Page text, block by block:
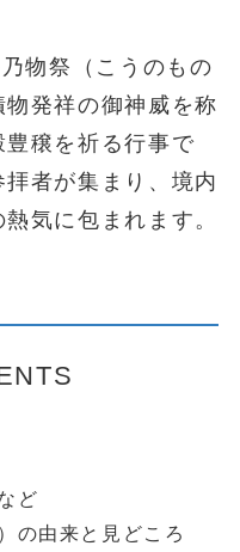
物祭（こうのもの
発祥の御神威を称
豊穣を祈る行事で
者が集まり、境内
気に包まれます。
ど
の由来と見どころ